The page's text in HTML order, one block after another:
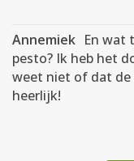
Annemiek En wat
pesto? Ik heb het
weet niet of dat de
heerlijk!